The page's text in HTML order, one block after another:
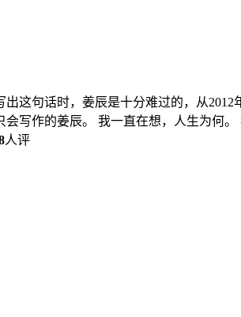
这句话时，姜辰是十分难过的，从
写作的姜辰。 我一直在想，人生为何
人评